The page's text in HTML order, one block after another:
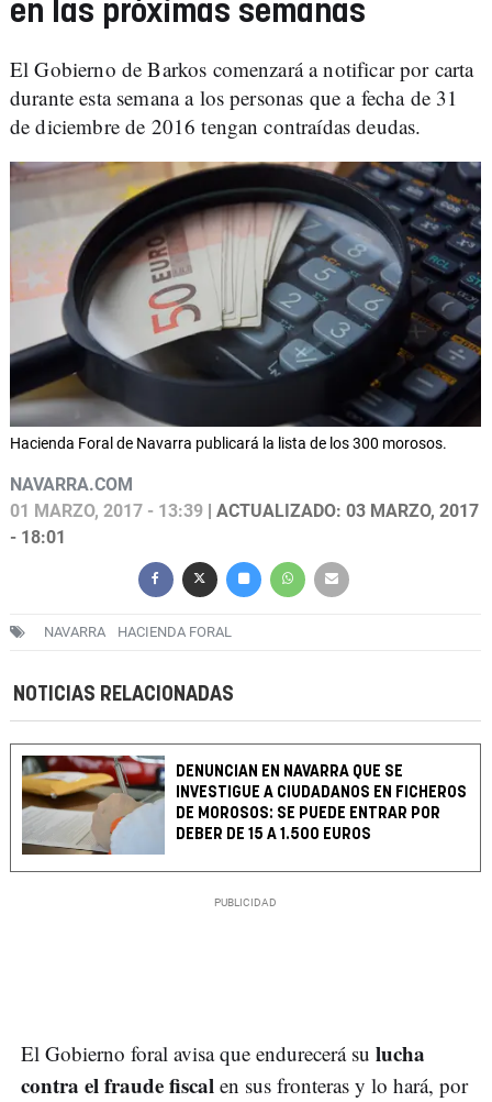
en las próximas semanas
El Gobierno de Barkos comenzará a notificar por carta
durante esta semana a los personas que a fecha de 31
de diciembre de 2016 tengan contraídas deudas.
Hacienda Foral de Navarra publicará la lista de los 300 morosos.
NAVARRA.COM
01 MARZO, 2017 - 13:39 | ACTUALIZADO: 03 MARZO, 2017
- 18:01
NAVARRA HACIENDA FORAL
NOTICIAS RELACIONADAS
DENUNCIAN EN NAVARRA QUE SE
INVESTIGUE A CIUDADANOS EN FICHEROS
DE MOROSOS: SE PUEDE ENTRAR POR
DEBER DE 15 A 1.500 EUROS
El Gobierno foral avisa que endurecerá su lucha
contra el fraude fiscal en sus fronteras y lo hará, por